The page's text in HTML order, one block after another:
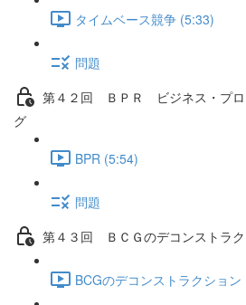
タイムベース競争 (5:33)
問題
第４２回 ＢＰＲ ビジネス・プロ
グ
BPR (5:54)
問題
第４３回 ＢＣＧのデコンストラ
BCGのデコンストラクション